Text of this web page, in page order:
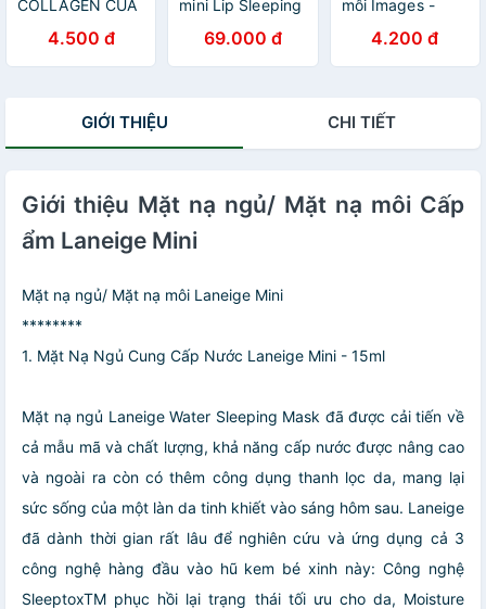
COLLAGEN CỦA
4.500 đ
mini Lip Sleeping
69.000 đ
môi Images -
trung4.200 đ
GIỚI THIỆU CHI TIẾT
Giới thiệu Mặt nạ ngủ/ Mặt nạ môi Cấp
ẩm Laneige Mini
Mặt nạ ngủ/ Mặt nạ môi Laneige Mini
********
1. Mặt Nạ Ngủ Cung Cấp Nước Laneige Mini - 15ml
Mặt nạ ngủ Laneige Water Sleeping Mask đã được cải tiến về
cả mẫu mã và chất lượng, khả năng cấp nước được nâng cao
và ngoài ra còn có thêm công dụng thanh lọc da, mang lại
sức sống của một làn da tinh khiết vào sáng hôm sau. Laneige
đã dành thời gian rất lâu để nghiên cứu và ứng dụng cả 3
công nghệ hàng đầu vào hũ kem bé xinh này: Công nghệ
SleeptoxTM phục hồi lại trạng thái tối ưu cho da, Moisture